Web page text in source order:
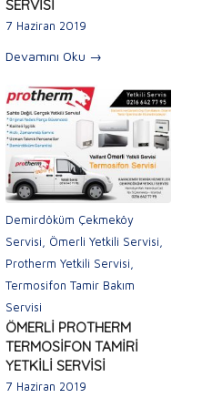
SERVİSİ
7 Haziran 2019
Devamını Oku →
Demirdöküm Çekmeköy
Servisi, Ömerli Yetkili Servisi,
Protherm Yetkili Servisi,
Termosifon Tamir Bakım
Servisi
ÖMERLİ PROTHERM
TERMOSİFON TAMİRİ
YETKİLİ SERVİSİ
7 Haziran 2019